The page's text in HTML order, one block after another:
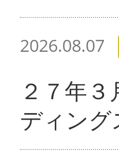
2026.08.07
２７年
ディング